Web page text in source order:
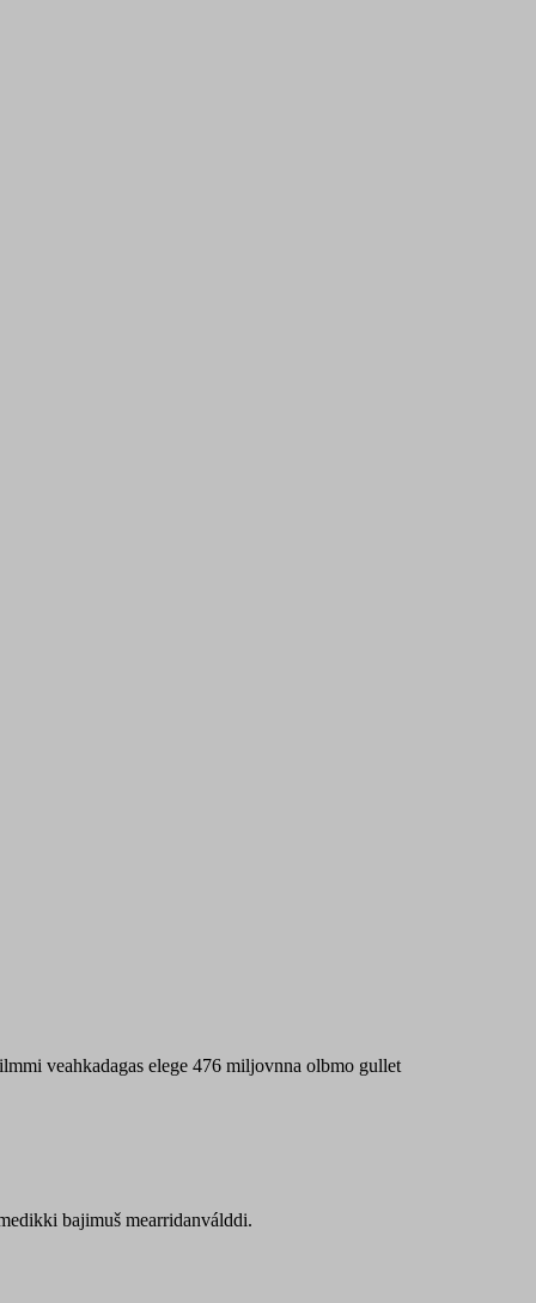
veahkadagas elege 476 miljovnna olbmo gullet
bajimuš mearridanválddi.